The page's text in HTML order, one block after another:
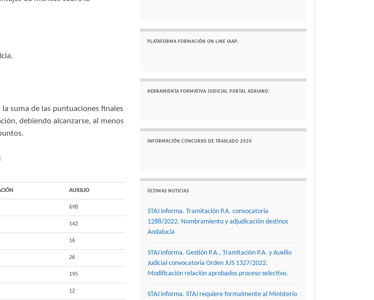
suma de las puntuaciones finales
debiendo alcanzarse, al menos
AUXILIO
698
142
16
26
195
12
PLATAFORMA FORMACIÓN ON LINE IAAP:
HERRAMIENTA FORMATIVA JUDICIAL PORTAL ADRIANO:
INFORMACIÓN CONCURSO DE TRASLADO 2020
ÚLTIMAS NOTICIAS
STAJ informa. Tramitación P.A. convocatoria
1288/2022. Nombramiento y adjudicación destinos
Andalucía
STAJ informa. Gestión P.A., Tramitación P.A. y Auxilio
Judicial convocatoria Orden JUS 1327/2022.
Modificación relación aprobados proceso selectivo.
STAJ informa. STAJ requiere formalmente al Ministerio